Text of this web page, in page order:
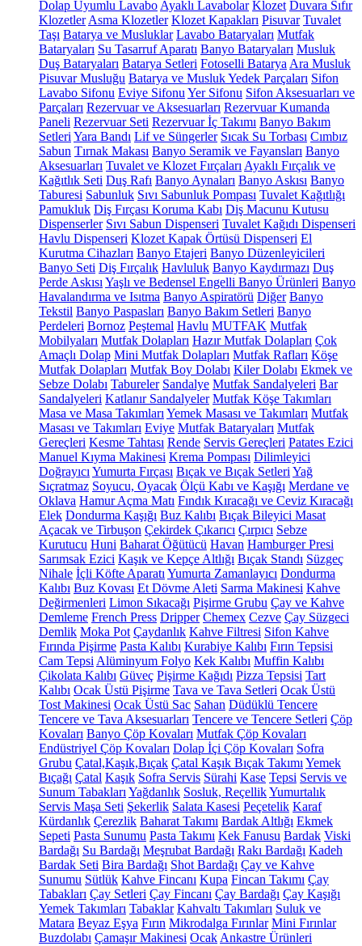
Dolap Uyumlu Lavabo Ayaklı Lavabolar Klozet Duvara Sıfır
Klozetler Asma Klozetler Klozet Kapakları Pisuvar Tuvalet
Taşı Batarya ve Musluklar Lavabo Bataryaları Mutfak
Bataryaları Su Tasarruf Aparatı Banyo Bataryaları Musluk
Duş Bataryaları Batarya Setleri Fotoselli Batarya Ara Musluk
Pisuvar Musluğu Batarya ve Musluk Yedek Parçaları Sifon
Lavabo Sifonu Eviye Sifonu Yer Sifonu Sifon Aksesuarları ve
Parçaları Rezervuar ve Aksesuarları Rezervuar Kumanda
Paneli Rezervuar Seti Rezervuar İç Takımı Banyo Bakım
Setleri Yara Bandı Lif ve Süngerler Sıcak Su Torbası Cımbız
Sabun Tırnak Makası Banyo Seramik ve Fayansları Banyo
Aksesuarları Tuvalet ve Klozet Fırçaları Ayaklı Fırçalık ve
Kağıtlık Seti Duş Rafı Banyo Aynaları Banyo Askısı Banyo
Taburesi Sabunluk Sıvı Sabunluk Pompası Tuvalet Kağıtlığı
Pamukluk Diş Fırçası Koruma Kabı Diş Macunu Kutusu
Dispenserler Sıvı Sabun Dispenseri Tuvalet Kağıdı Dispenseri
Havlu Dispenseri Klozet Kapak Örtüsü Dispenseri El
Kurutma Cihazları Banyo Etajeri Banyo Düzenleyicileri
Banyo Seti Diş Fırçalık Havluluk Banyo Kaydırmazı Duş
Perde Askısı Yaşlı ve Bedensel Engelli Banyo Ürünleri Banyo
Havalandırma ve Isıtma Banyo Aspiratörü Diğer Banyo
Tekstil Banyo Paspasları Banyo Bakım Setleri Banyo
Perdeleri Bornoz Peştemal Havlu MUTFAK Mutfak
Mobilyaları Mutfak Dolapları Hazır Mutfak Dolapları Çok
Amaçlı Dolap Mini Mutfak Dolapları Mutfak Rafları Köşe
Mutfak Dolapları Mutfak Boy Dolabı Kiler Dolabı Ekmek ve
Sebze Dolabı Tabureler Sandalye Mutfak Sandalyeleri Bar
Sandalyeleri Katlanır Sandalyeler Mutfak Köşe Takımları
Masa ve Masa Takımları Yemek Masası ve Takımları Mutfak
Masası ve Takımları Eviye Mutfak Bataryaları Mutfak
Gereçleri Kesme Tahtası Rende Servis Gereçleri Patates Ezici
Manuel Kıyma Makinesi Krema Pompası Dilimleyici
Doğrayıcı Yumurta Fırçası Bıçak ve Bıçak Setleri Yağ
Sıçratmaz Soyucu, Oyacak Ölçü Kabı ve Kaşığı Merdane ve
Oklava Hamur Açma Matı Fındık Kıracağı ve Ceviz Kıracağı
Elek Dondurma Kaşığı Buz Kalıbı Bıçak Bileyici Masat
Açacak ve Tirbuşon Çekirdek Çıkarıcı Çırpıcı Sebze
Kurutucu Huni Baharat Öğütücü Havan Hamburger Presi
Sarımsak Ezici Kaşık ve Kepçe Altlığı Bıçak Standı Süzgeç
Nihale İçli Köfte Aparatı Yumurta Zamanlayıcı Dondurma
Kalıbı Buz Kovası Et Dövme Aleti Sarma Makinesi Kahve
Değirmenleri Limon Sıkacağı Pişirme Grubu Çay ve Kahve
Demleme French Press Dripper Chemex Cezve Çay Süzgeci
Demlik Moka Pot Çaydanlık Kahve Filtresi Sifon Kahve
Fırında Pişirme Pasta Kalıbı Kurabiye Kalıbı Fırın Tepsisi
Cam Tepsi Alüminyum Folyo Kek Kalıbı Muffin Kalıbı
Çikolata Kalıbı Güveç Pişirme Kağıdı Pizza Tepsisi Tart
Kalıbı Ocak Üstü Pişirme Tava ve Tava Setleri Ocak Üstü
Tost Makinesi Ocak Üstü Sac Sahan Düdüklü Tencere
Tencere ve Tava Aksesuarları Tencere ve Tencere Setleri Çöp
Kovaları Banyo Çöp Kovaları Mutfak Çöp Kovaları
Endüstriyel Çöp Kovaları Dolap İçi Çöp Kovaları Sofra
Grubu Çatal,Kaşık,Bıçak Çatal Kaşık Bıçak Takımı Yemek
Bıçağı Çatal Kaşık Sofra Servis Sürahi Kase Tepsi Servis ve
Sunum Tabakları Yağdanlık Sosluk, ReçellikYumurtalık
Servis Maşa Seti Şekerlik Salata Kasesi Peçetelik Karaf
Kürdanlık Çerezlik Baharat Takımı Bardak Altlığı Ekmek
Sepeti Pasta Sunumu Pasta Takımı Kek Fanusu Bardak Viski
Bardağı Su Bardağı Meşrubat Bardağı Rakı Bardağı Kadeh
Bardak Seti Bira Bardağı Shot Bardağı Çay ve Kahve
Sunumu Sütlük Kahve Fincanı Kupa Fincan Takımı Çay
Tabakları Çay Setleri Çay Fincanı Çay Bardağı Çay Kaşığı
Yemek Takımları Tabaklar Kahvaltı Takımları Suluk ve
Matara Beyaz Eşya Fırın Mikrodalga Fırınlar Mini Fırınlar
Buzdolabı Çamaşır Makinesi Ocak Ankastre Ürünleri